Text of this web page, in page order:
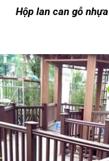
Hộp lan can gỗ nhựa